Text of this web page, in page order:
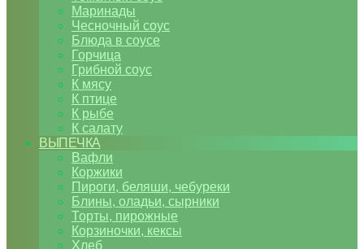
Маринады
Чесночный соус
Блюда в соусе
Горчица
Грибной соус
К мясу
К птице
К рыбе
К салату
ВЫПЕЧКА
Вафли
Коржики
Пироги, беляши, чебуреки
Блины, оладьи, сырники
Торты, пирожные
Корзиночки, кексы
Хлеб